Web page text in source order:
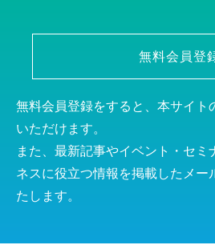
無料会員登
無料会員登録をすると、本サイト
いただけます。
また、最新記事やイベント・セミ
ネスに役立つ情報を掲載したメー
たします。